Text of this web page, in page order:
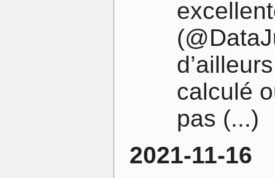
calculé
pas (...)
2021-11-16